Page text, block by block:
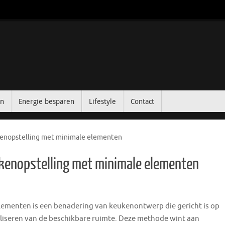
Energie besparen Lifestyle Contact
met minimale elementen
met minimale elementen
is een benadering van keukenontwerp die gericht is op
van de beschikbare ruimte. Deze methode wint aan